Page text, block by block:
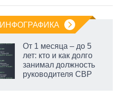
ИНФОГРАФИКА
От 1 месяца – до 5
лет: кто и как долго
занимал должность
руководителя СВР